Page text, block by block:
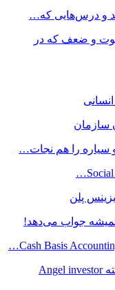
مصاحبه: ۳۹ نقطه قوت و ضعف که در
پلن
اصطلاحات کسب و کار: سرمایه گذار فرشته Angel investor